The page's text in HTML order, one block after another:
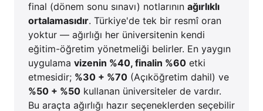
final (dönem sonu sınavı) notlarının ağırlıklı
ortalamasıdır. Türkiye'de tek bir resmî oran
yoktur — ağırlığı her üniversitenin kendi
eğitim-öğretim yönetmeliği belirler. En yaygın
uygulama vizenin %40, finalin %60 etki
etmesidir; %30 + %70 (Açıköğretim dahil) ve
%50 + %50 kullanan üniversiteler de vardır.
Bu araçta ağırlığı hazır seçeneklerden seçebilir